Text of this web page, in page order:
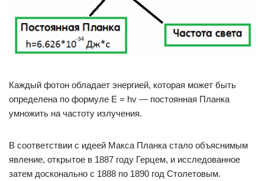
Каждый фотон обладает энергией, которая может быть
определена по формуле Е = hv — постоянная Планка
умножить на частоту излучения.
В соответствии с идеей Макса Планка стало объяснимым
явление, открытое в 1887 году Герцем, и исследованное
затем досконально с 1888 по 1890 год Столетовым.